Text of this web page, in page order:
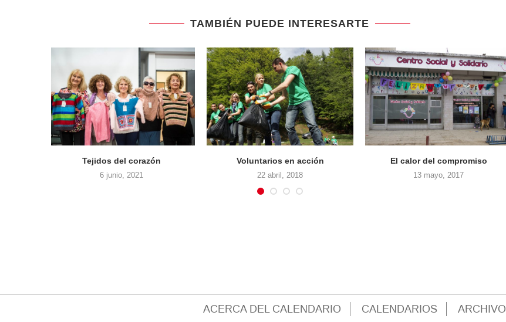
TAMBIÉN PUEDE INTERESARTE
Tejidos del corazón
6 junio, 2021
Voluntarios en acción
22 abril, 2018
El calor del compromiso
13 mayo, 2017
ACERCA DEL CALENDARIO CALENDARIOS ARCHIVO